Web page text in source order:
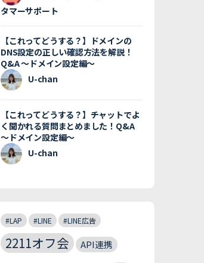
タマーサポート
【これってどうする？】ドメインの
DNS設定の正しい確認方法を解説！
Q&A 〜ドメイン設定編〜
U-chan
【これってどうする？】チャットでよ
く聞かれる質問まとめました！Q&A
〜ドメイン設定編〜
U-chan
#LAP #LINE #LINE広告
2211オフ会 API連携